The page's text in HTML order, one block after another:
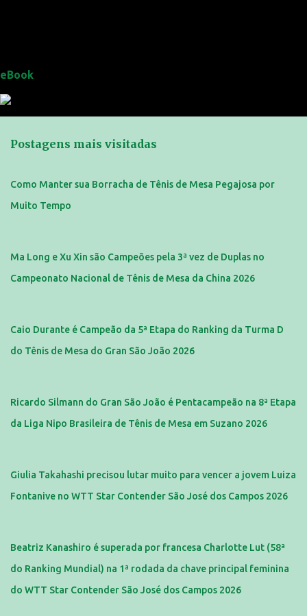
eBook
Postagens mais visitadas
Como Manter sua Borracha de Tênis de Mesa Pegajosa por
Muito Tempo
Ma Long e Xu Xin são Campeões pela 3ª vez de Duplas no
Campeonato Nacional de Tênis de Mesa da China 2026
Caio Durante é Campeão da 5ª Etapa do Ranking da Turma D
do Tênis de Mesa do Gran São João 2026
Ricardo Silmann do Gran São João é Pentacampeão na 8ª Etapa
da Liga Nipo Brasileira de Tênis de Mesa em Suzano 2026
Giulia Takahashi precisou lutar muito para vencer a jovem Luiza
Fontanive no WTT Star Contender São José dos Campos 2026
Beatriz Kanashiro é superada por francesa Charlotte Lut (58ª
do Ranking Mundial) na 1ª rodada da chave principal feminina
do WTT Star Contender São José dos Campos 2026